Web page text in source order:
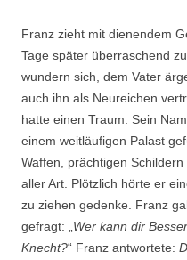
Franz zieht mit dienendem
Tage später überraschend
wundern sich, dem Vater
auch ihn als Neureichen
hatte einen Traum. Sein
einem weitläufigen Palast
Waffen, prächtigen
aller Art. Plötzlich hörte er
zu ziehen gedenke. Franz
gefragt: „Wer kann dir
Knecht?“ Franz antwortete: